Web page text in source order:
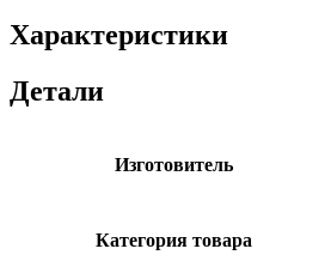
Характеристики
Детали
Изготовитель
Категория товара